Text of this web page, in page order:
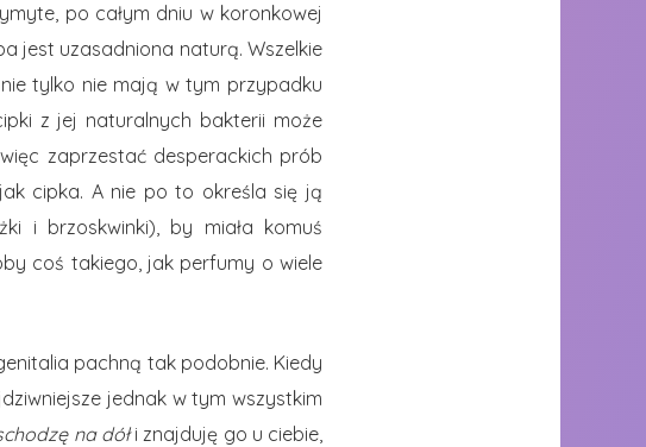
po całym dniu w koronkowej
jest uzasadniona naturą. Wszelkie
tylko nie mają w tym przypadku
z jej naturalnych bakterii może
zaprzestać desperackich prób
cipka. A nie po to określa się ją
i brzoskwinki), by miała komuś
coś takiego, jak perfumy o wiele
pachną tak podobnie. Kiedy
jednak w tym wszystkim
na dółi znajduję go u ciebie,